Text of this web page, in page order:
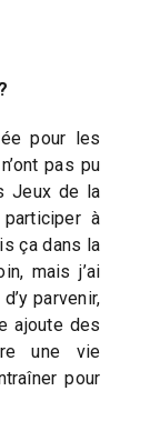
pour les
pas pu
Jeux de la
à
ça dans la
mais j’ai
parvenir,
ajoute des
une vie
pour